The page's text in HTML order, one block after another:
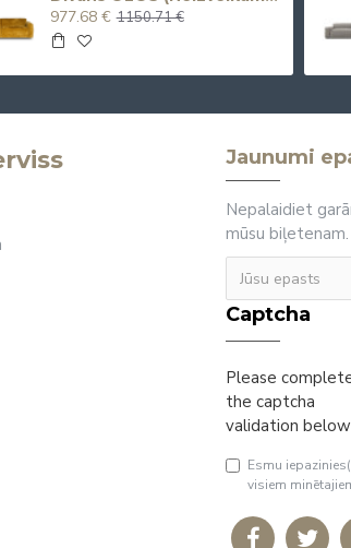
977.68 € 1150.71 €
Jaunumi
Nepalaidiet
mūsu biļetenam.
Captcha
Please
the captcha
validation below
Esmu
visiem